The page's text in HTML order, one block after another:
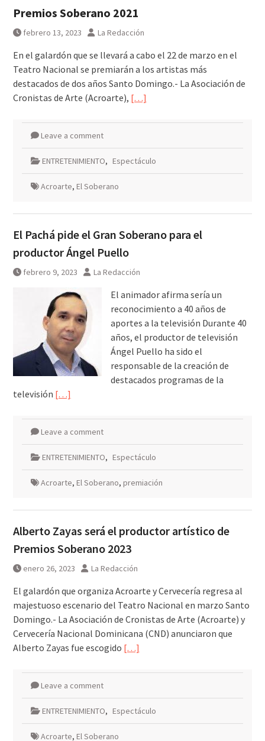
Premios Soberano 2021
febrero 13, 2023 La Redacción
En el galardón que se llevará a cabo el 22 de marzo en el
Teatro Nacional se premiarán a los artistas más
destacados de dos años Santo Domingo.- La Asociación de
Cronistas de Arte (Acroarte), […]
Leave a comment
ENTRETENIMIENTO, Espectáculo
Acroarte, El Soberano
El Pachá pide el Gran Soberano para el
productor Ángel Puello
febrero 9, 2023 La Redacción
El animador afirma sería un
reconocimiento a 40 años de
aportes a la televisión Durante 40
años, el productor de televisión
Ángel Puello ha sido el
responsable de la creación de
destacados programas de la
televisión […]
Leave a comment
ENTRETENIMIENTO, Espectáculo
Acroarte, El Soberano, premiación
Alberto Zayas será el productor artístico de
Premios Soberano 2023
enero 26, 2023 La Redacción
El galardón que organiza Acroarte y Cervecería regresa al
majestuoso escenario del Teatro Nacional en marzo Santo
Domingo.- La Asociación de Cronistas de Arte (Acroarte) y
Cervecería Nacional Dominicana (CND) anunciaron que
Alberto Zayas fue escogido […]
Leave a comment
ENTRETENIMIENTO, Espectáculo
Acroarte, El Soberano